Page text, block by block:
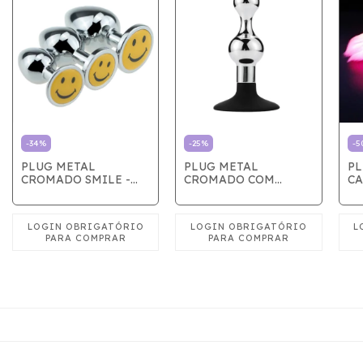
-34%
PLUG METAL
CROMADO SMILE -
-25%
PLUG METAL
CROMADO COM
-